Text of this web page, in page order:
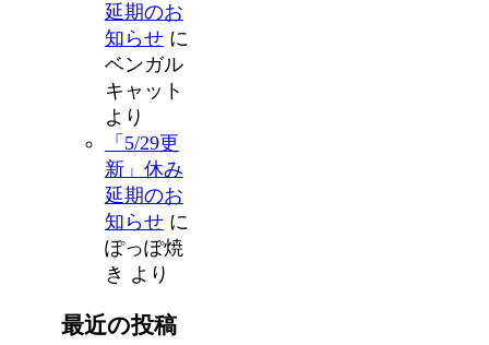
延期のお
知らせに
ベンガル
キャット
より
「5/29更
新」休み
延期のお
知らせに
ぽっぽ焼
き より
最近の投稿